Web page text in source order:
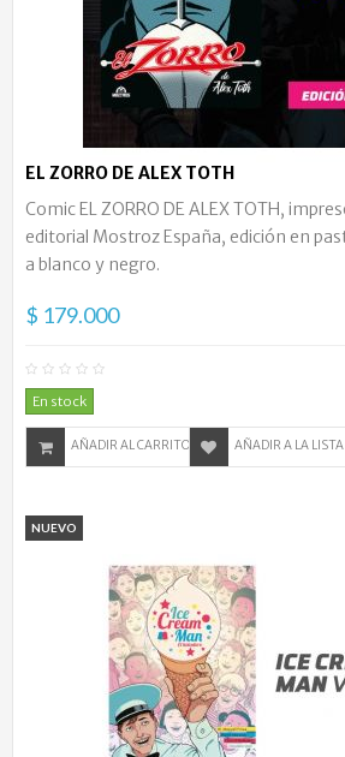
EL ZORRO DE ALEX TOTH
Comic EL ZORRO DE ALEX TOTH,
editorial Mostroz España, edición en
a blanco y negro.
$ 179.000
En stock
AÑADIR AL CARRITO AÑADIR A LA LISTA
NUEVO